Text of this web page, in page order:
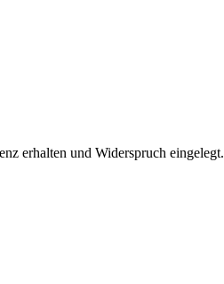
erhalten und Widerspruch eingelegt.